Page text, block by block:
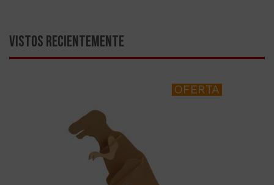
VISTOS RECIENTEMENTE
OFERTA